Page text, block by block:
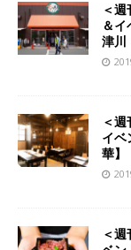
＜
＆
津川
＜
イベ
華】
＜